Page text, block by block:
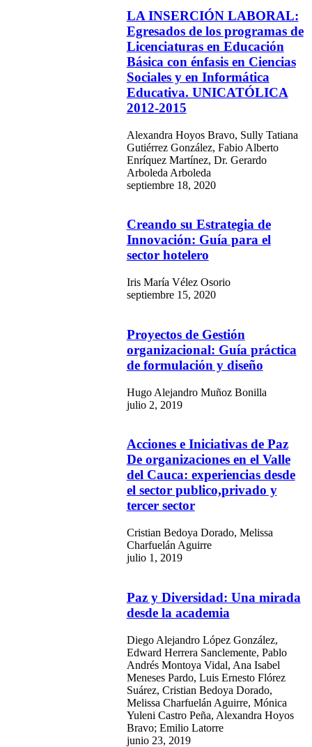
LA INSERCIÓN LABORAL:
Egresados de los programas de
Licenciaturas en Educación
Básica con énfasis en Ciencias
Sociales y en Informática
Educativa. UNICATÓLICA
2012-2015
Alexandra Hoyos Bravo, Sully Tatiana
Gutiérrez González, Fabio Alberto
Enríquez Martínez, Dr. Gerardo
Arboleda Arboleda
septiembre 18, 2020
Creando su Estrategia de
Innovación: Guía para el
sector hotelero
Iris María Vélez Osorio
septiembre 15, 2020
Proyectos de Gestión
organizacional: Guía práctica
de formulación y diseño
Hugo Alejandro Muñoz Bonilla
julio 2, 2019
Acciones e Iniciativas de Paz
De organizaciones en el Valle
del Cauca: experiencias desde
el sector publico,privado y
tercer sector
Cristian Bedoya Dorado, Melissa
Charfuelán Aguirre
julio 1, 2019
Paz y Diversidad: Una mirada
desde la academia
Diego Alejandro López González,
Edward Herrera Sanclemente, Pablo
Andrés Montoya Vidal, Ana Isabel
Meneses Pardo, Luis Ernesto Flórez
Suárez, Cristian Bedoya Dorado,
Melissa Charfuelán Aguirre, Mónica
Yuleni Castro Peña, Alexandra Hoyos
Bravo; Emilio Latorre
junio 23, 2019